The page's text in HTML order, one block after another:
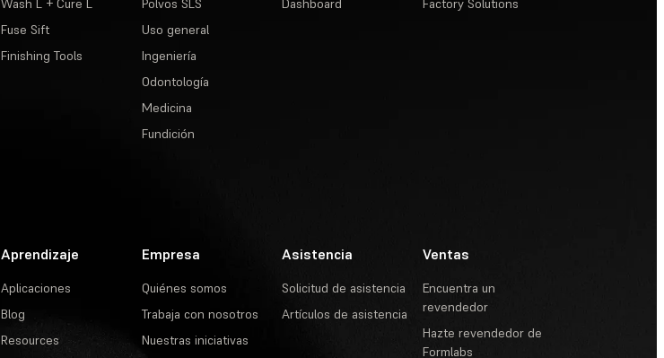
Wash L + Cure L
Fuse Sift
Finishing Tools
Polvos SLS
Uso general
Ingeniería
Odontología
Medicina
Fundición
Dashboard
Factory Solutions
Aprendizaje
Aplicaciones
Blog
Resources
Empresa
Quiénes somos
Trabaja con nosotros
Nuestras iniciativas
Asistencia
Solicitud de asistencia
Artículos de asistencia
Ventas
Encuentra un
revendedor
Hazte revendedor de
Formlabs